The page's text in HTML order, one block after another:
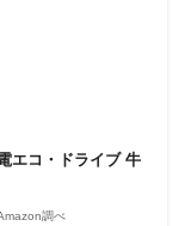
エコ・ドライブ 牛
調べ